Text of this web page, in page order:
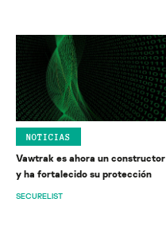
NOTICIAS
Vawtrak es ahora un constructor
y ha fortalecido su protección
SECURELIST